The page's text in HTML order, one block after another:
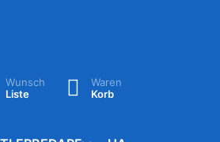
Wunsch
Liste
Waren
Korb